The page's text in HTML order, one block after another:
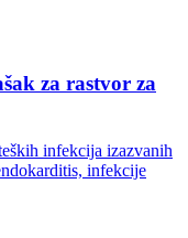
za rastvor za
infekcija izazvanih
infekcije